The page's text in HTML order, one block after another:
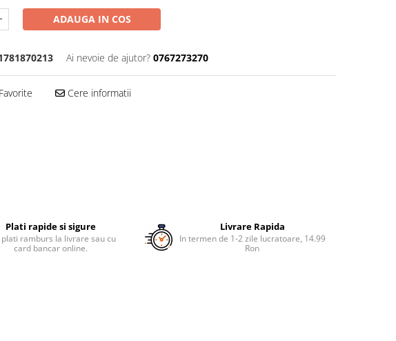
ADAUGA IN COS
Ai nevoie de ajutor? 0767273270
Cere informatii
Plati rapide si sigure
plati ramburs la livrare sau cu
card bancar online.
Livrare Rapida
In termen de 1-2 zile lucratoare, 14.99
Ron